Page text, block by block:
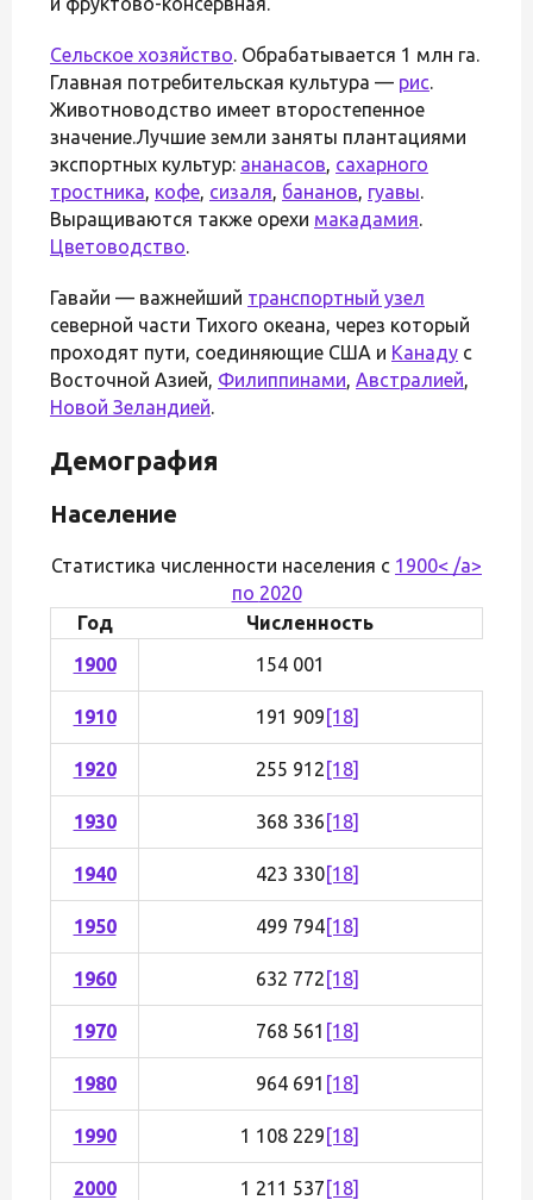
Сельское хозяйство. Обрабатывается 1 млн га.
Главная потребительская культура — рис.
Животноводство имеет второстепенное
значение.Лучшие земли заняты плантациями
экспортных культур: ананасов, сахарного
тростника, кофе, сизаля, бананов, гуавы.
Выращиваются также орехи макадамия.
Цветоводство.
Гавайи — важнейший транспортный узел
северной части Тихого океана, через который
проходят пути, соединяющие США и Канаду с
Восточной Азией, Филиппинами, Австралией,
Новой Зеландией.
Демография
Население
Статистика численности населения с 1900< /a>
по 2020
Год
Численность
1900
154 001
1910 191 909 [18]
1920 255 912 [18]
1930 368 336 [18]
1940 423 330[18]
1950 499 794[18]
1960 632 772 [18]
1970 768 561 [18]
1980 964 691 [18]
1990 1 108 229 [18]
2000 1 211 537 [18]